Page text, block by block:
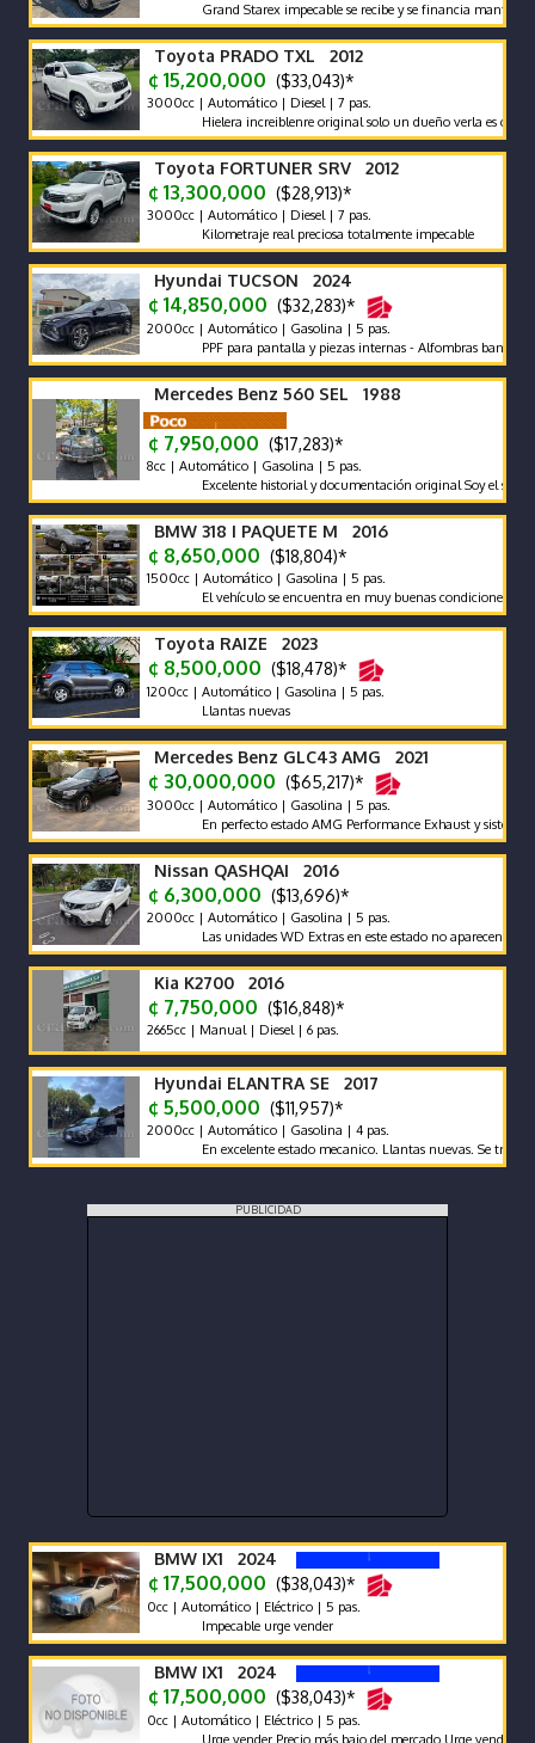
Grand Starex impecable se recibe y se financia
Toyota PRADO TXL 2012
¢ 15,200,000 ($33,043)*
3000cc | Automático | Diesel | 7 pas.
Hielera increiblenre original solo un dueño verla es comprarla
Toyota FORTUNER SRV 2012
¢ 13,300,000 ($28,913)*
3000cc | Automático | Diesel | 7 pas.
Kilometraje real preciosa totalmente impecable
Hyundai TUCSON 2024
¢ 14,850,000 ($32,283)*
2000cc | Automático | Gasolina | 5 pas.
PPF para pantalla y piezas internas - Alfombras bandeja -
Mercedes Benz 560 SEL 1988
¢ 7,950,000 ($17,283)*
8cc | Automático | Gasolina | 5 pas.
Excelente historial y documentación original Soy el segundo
BMW 318 I PAQUETE M 2016
¢ 8,650,000 ($18,804)*
1500cc | Automático | Gasolina | 5 pas.
El vehículo se encuentra en muy buenas condiciones tanto
Toyota RAIZE 2023
¢ 8,500,000 ($18,478)*
1200cc | Automático | Gasolina | 5 pas.
Llantas nuevas
Mercedes Benz GLC43 AMG 2021
¢ 30,000,000 ($65,217)*
3000cc | Automático | Gasolina | 5 pas.
En perfecto estado AMG Performance Exhaust y sistema de
Nissan QASHQAI 2016
¢ 6,300,000 ($13,696)*
2000cc | Automático | Gasolina | 5 pas.
Las unidades WD Extras en este estado no aparecen con
Kia K2700 2016
¢ 7,750,000 ($16,848)*
2665cc | Manual | Diesel | 6 pas.
Hyundai ELANTRA SE 2017
¢ 5,500,000 ($11,957)*
2000cc | Automático | Gasolina | 4 pas.
En excelente estado mecanico. Llantas nuevas. Se traspasa
PUBLICIDAD
BMW IX1 2024
¢ 17,500,000 ($38,043)*
0cc | Automático | Eléctrico | 5 pas.
Impecable urge vender
BMW IX1 2024
¢ 17,500,000 ($38,043)*
0cc | Automático | Eléctrico | 5 pas.
Urge vender Precio más bajo del mercado Urge vender